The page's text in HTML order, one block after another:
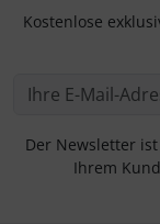
Kostenlose
Der Newsletter
Ihrem